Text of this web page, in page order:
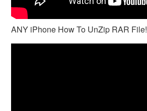
ANY iPhone How To UnZip RAR File!